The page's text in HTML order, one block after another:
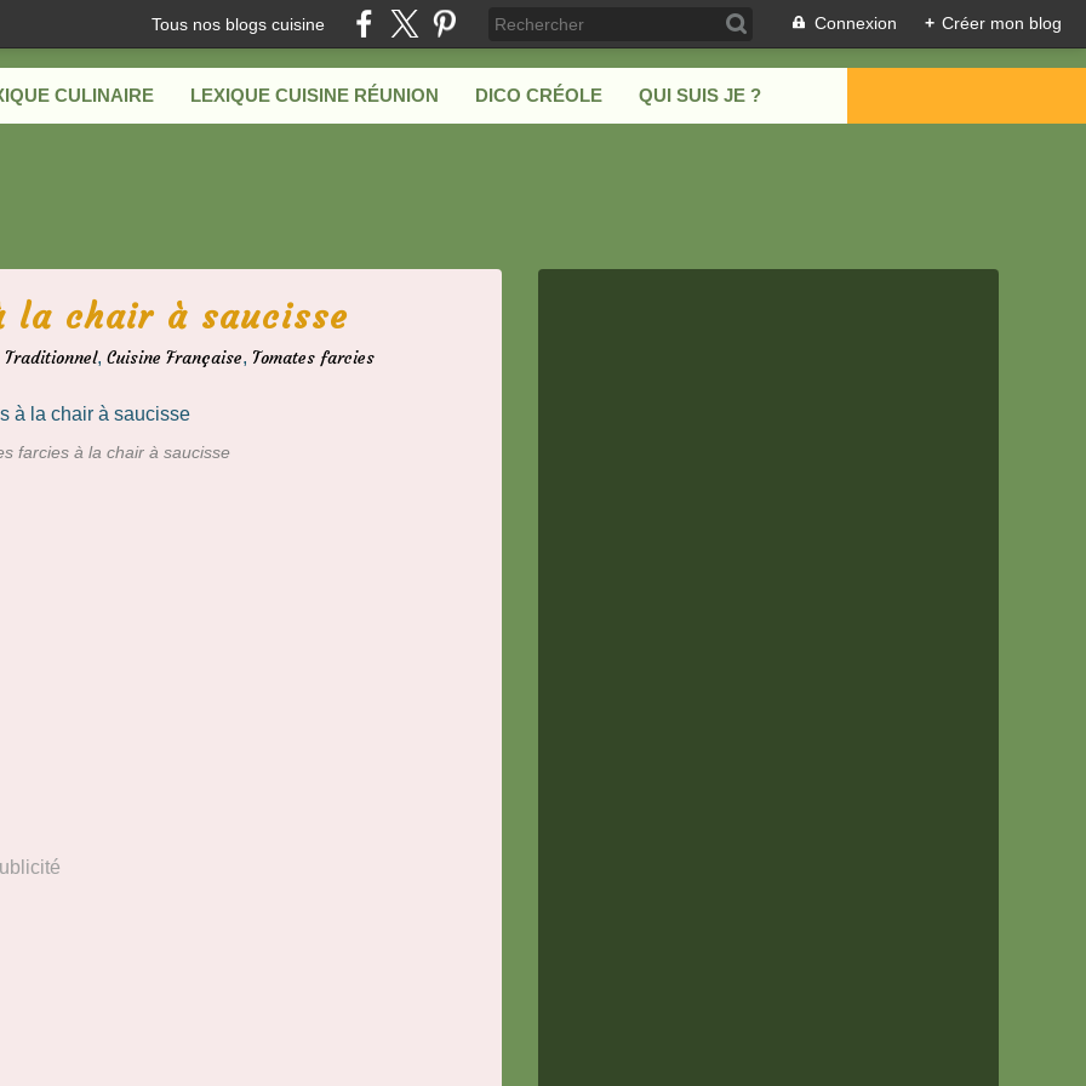
Tous nos blogs cuisine Connexion + Créer mon blog
CULINAIRE LEXIQUE CUISINE RÉUNION DICO CRÉOLE QUI SUIS JE ?
la chair à saucisse
Traditionnel, Cuisine Française, Tomates farcies
farcies à la chair à saucisse